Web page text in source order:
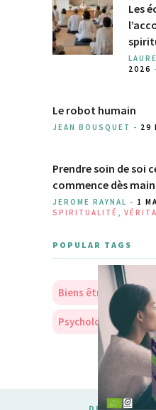
Les
2026 -
Le robot humain
JEAN BOUSQUET - 29
Prendre soin de soi
commence dès
JEROME RAYNAL - 1
SPIRITUALITÉ
POPULAR TAGS
Biens être Soins
Psychologie